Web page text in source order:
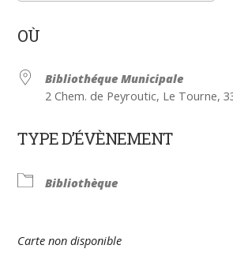
OÙ
Bibliothéque Municipale
2 Chem. de Peyroutic, Le Tourne,
TYPE D’ÉVÈNEMENT
Bibliothèque
Carte non disponible